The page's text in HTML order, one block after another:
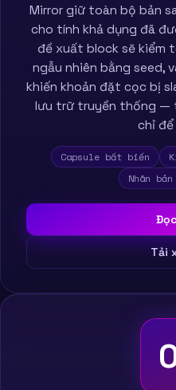
Mirror giữ toàn bộ bản
cho tính khả dụng đã
đề xuất block sẽ kiểm
ngẫu nhiên bằng seed,
khiến khoản đặt cọc bị
lưu trữ truyền thống —
chỉ
Capsule bất biến
Nhân
Tải